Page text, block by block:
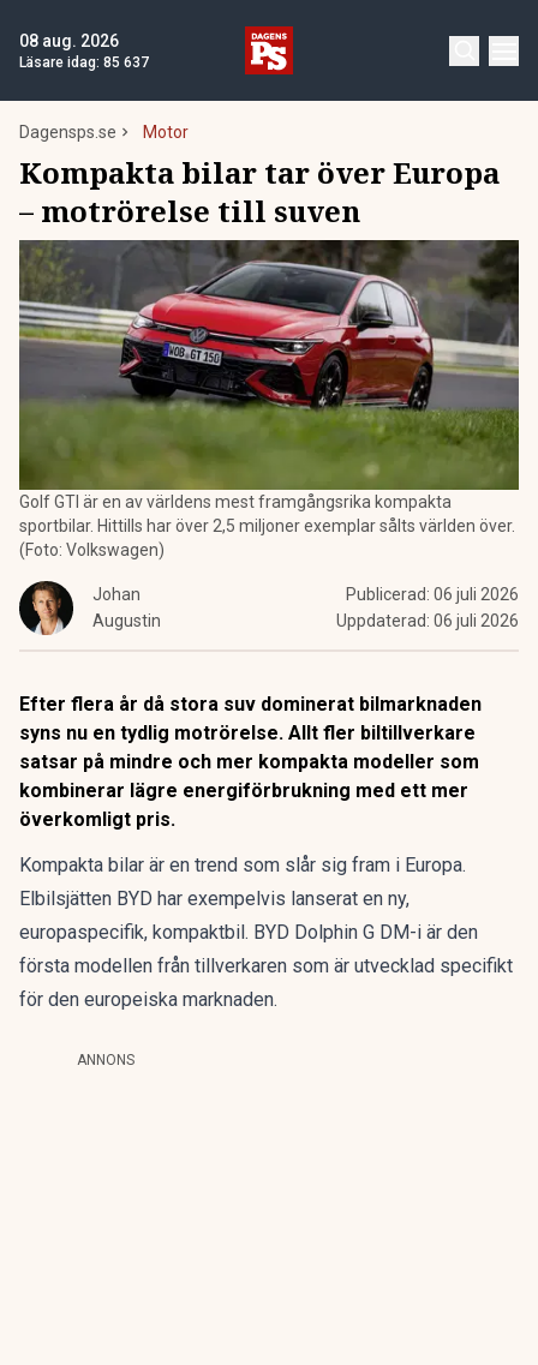
08 aug. 2026
Läsare idag: 85 637
Dagensps.se Motor
Kompakta bilar tar över Europa
– motrörelse till suven
Golf GTI är en av världens mest framgångsrika kompakta
sportbilar. Hittills har över 2,5 miljoner exemplar sålts världen över.
(Foto: Volkswagen)
Johan
Augustin
Publicerad: 06 juli 2026
Uppdaterad: 06 juli 2026
Efter flera år då stora suv dominerat bilmarknaden
syns nu en tydlig motrörelse. Allt fler biltillverkare
satsar på mindre och mer kompakta modeller som
kombinerar lägre energiförbrukning med ett mer
överkomligt pris.
Kompakta bilar är en trend som slår sig fram i Europa.
Elbilsjätten BYD har exempelvis lanserat en ny,
europaspecifik, kompaktbil. BYD Dolphin G DM-i är den
första modellen från tillverkaren som är utvecklad specifikt
för den europeiska marknaden.
ANNONS